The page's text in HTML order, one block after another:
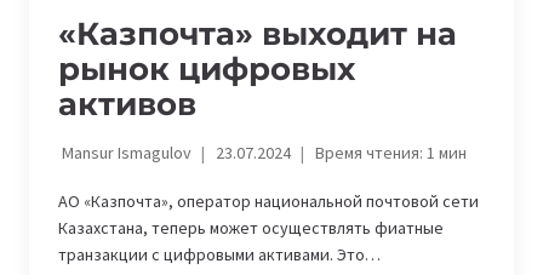
«Казпочта» выходит на
рынок цифровых
активов
Mansur Ismagulov 23.07.2024 Время чтения: 1мин
АО «Казпочта», оператор национальной почтовой сети
Казахстана, теперь может осуществлять фиатные
транзакции с цифровыми активами. Это…